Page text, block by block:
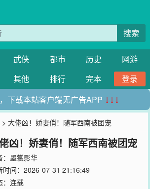
搜索
武侠 都市 历史
网游
其他 排行 完本
登录
下载本站客户端无广告APP ↓↓↓
> 大佬凶！娇妻俏！随军西南被团宠
凶！娇妻俏！随军西南被团宠
墨裳影华
时间：2026-07-31 21:16:49
：连载